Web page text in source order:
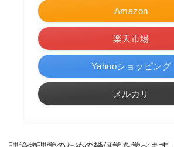
Amazon
楽天市場
Yahooショッピング
メルカリ